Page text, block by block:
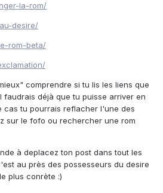
la-rom/
desire/
rom-beta/
comprendre si tu lis les liens que
déjà que tu puisse arriver en
cas tu pourrais reflacher l'une des
sur le fofo ou rechercher une rom
à deplacez ton post dans tout les
au près des possesseurs du desire
plus conrète :)